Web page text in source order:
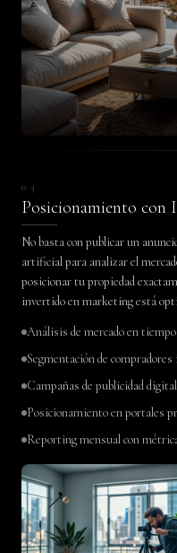
03
Posicionamiento
No basta con publicar un
artificial para analizar el
posicionar tu propiedad
invertido en marketing está
Análisis de mercado en
Segmentación de
Campañas de publicidad
Posicionamiento en portales
Reporting mensual con